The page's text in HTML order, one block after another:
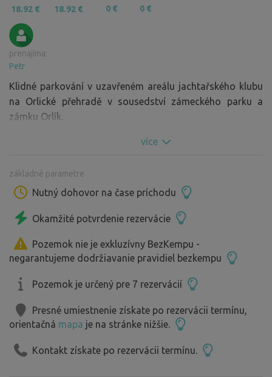
18.92 € 18.92 € 0 € 0 €
prenajíma:
Petr
Klidné parkování v uzavřeném areálu jachtařského klubu
na Orlické přehradě v sousedství zámeckého parku a
zámku Orlík.
více
základné parametre
Nutný dohovor na čase príchodu
Okamžité potvrdenie rezervácie
Pozemok nie je exkluzívny BezKempu -
negarantujeme dodržiavanie pravidiel bezkempu
Pozemok je určený pre 7 rezervácií
Presné umiestnenie získate po rezervácii termínu,
orientačná mapa je na stránke nižšie.
Kontakt získate po rezervácii termínu.